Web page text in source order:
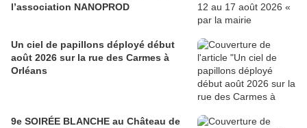
l’association NANOPROD
Un ciel de papillons déployé début
août 2026 sur la rue des Carmes à
Orléans
9e SOIRÉE BLANCHE au Château de